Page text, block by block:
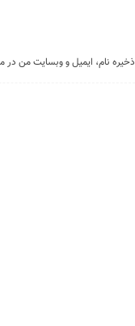
ذخیره نام، ایمیل و وبسایت من در